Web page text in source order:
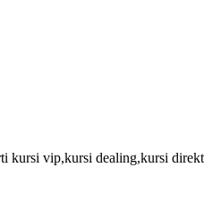
kursi vip,kursi dealing,kursi